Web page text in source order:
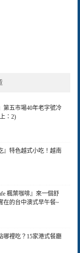
第五市場40年老字號冷
：2)
』特色越式小吃！越南
楓葉咖啡』來一個舒
在的台中澳式早午餐~
哪裡吃？15家港式餐廳